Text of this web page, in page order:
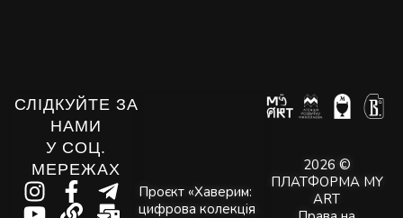
2026 ©
ПЛАТФОРМА MY
ART
Проєкт «Хаверим:
цифрова колекція
СЛІДКУЙТЕ ЗА
НАМИ
У СОЦ.
МЕРЕЖАХ